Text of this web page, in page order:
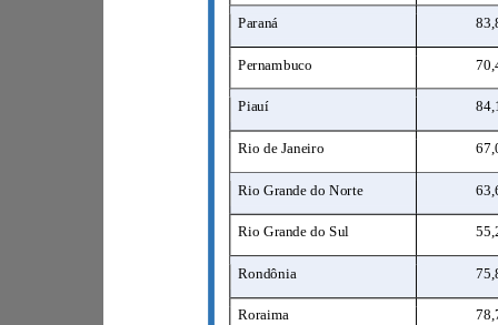
Paraná
Pernambuco
Piauí
Rio de Janeiro
Rio Grande do Norte
Rio Grande do Sul
Rondônia
Roraima